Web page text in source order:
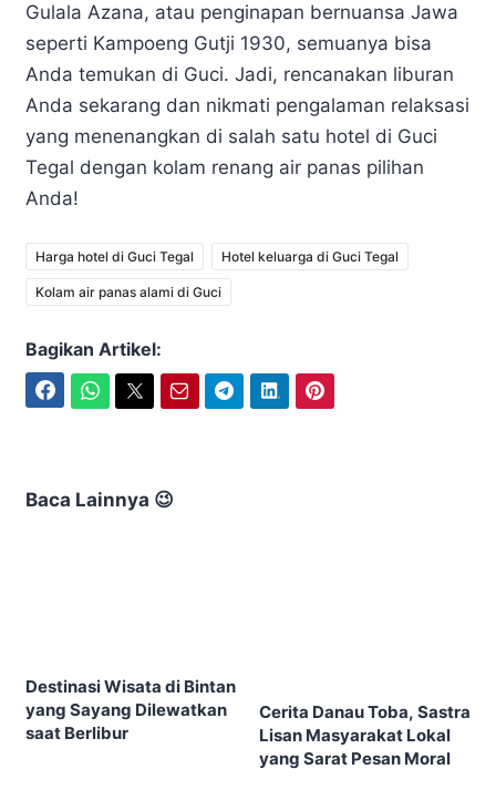
Gulala Azana, atau penginapan bernuansa Jawa
seperti Kampoeng Gutji 1930, semuanya bisa
Anda temukan di Guci. Jadi, rencanakan liburan
Anda sekarang dan nikmati pengalaman relaksasi
yang menenangkan di salah satu hotel di Guci
Tegal dengan kolam renang air panas pilihan
Anda!
Harga hotel di Guci Tegal Hotel keluarga di Guci Tegal
Kolam air panas alami di Guci
Bagikan Artikel:
Baca Lainnya 😉
Destinasi Wisata di Bintan
yang Sayang Dilewatkan
saat Berlibur
Cerita Danau Toba, Sastra
Lisan Masyarakat Lokal
yang Sarat Pesan Moral